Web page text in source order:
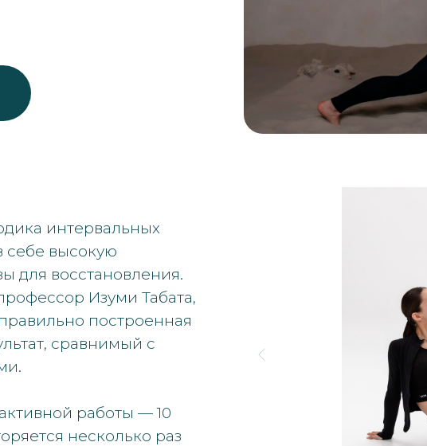
интервальных
себе высокую
для восстановления.
Изуми Табата,
построенная
сравнимый с
работы — 10
несколько раз